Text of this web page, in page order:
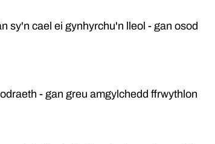
sy'n cael ei gynhyrchu'n lleol - gan osod
- gan greu amgylchedd ffrwythlon